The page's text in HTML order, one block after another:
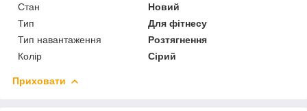
Стан
Новий
Тип
Для фітнесу
Тип навантаження
Розтягнення
Колір
Сірий
Приховати